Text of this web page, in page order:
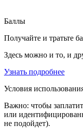
Баллы
Получайте и тратьте
Здесь можно и то, и
Узнать подробнее
Условия
Важно: чтобы
или
не подойдет).